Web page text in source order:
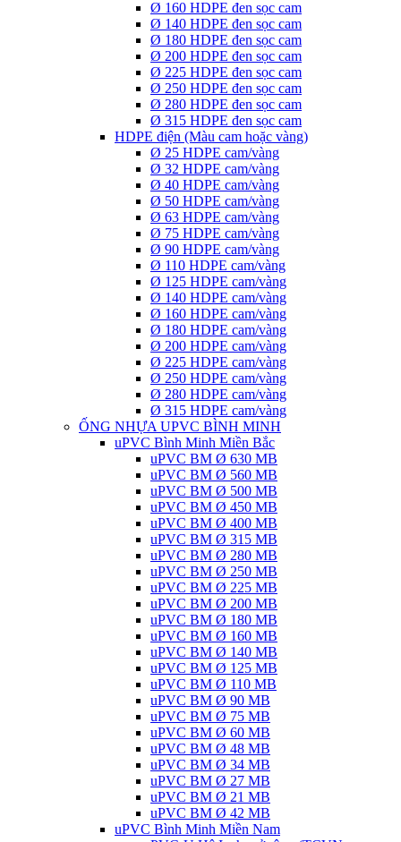
Ø 160 HDPE đen sọc cam
Ø 140 HDPE đen sọc cam
Ø 180 HDPE đen sọc cam
Ø 200 HDPE đen sọc cam
Ø 225 HDPE đen sọc cam
Ø 250 HDPE đen sọc cam
Ø 280 HDPE đen sọc cam
Ø 315 HDPE đen sọc cam
HDPE điện (Màu cam hoặc vàng)
Ø 25 HDPE cam/vàng
Ø 32 HDPE cam/vàng
Ø 40 HDPE cam/vàng
Ø 50 HDPE cam/vàng
Ø 63 HDPE cam/vàng
Ø 75 HDPE cam/vàng
Ø 90 HDPE cam/vàng
Ø 110 HDPE cam/vàng
Ø 125 HDPE cam/vàng
Ø 140 HDPE cam/vàng
Ø 160 HDPE cam/vàng
Ø 180 HDPE cam/vàng
Ø 200 HDPE cam/vàng
Ø 225 HDPE cam/vàng
Ø 250 HDPE cam/vàng
Ø 280 HDPE cam/vàng
Ø 315 HDPE cam/vàng
ỐNG NHỰA UPVC BÌNH MINH
uPVC Bình Minh Miền Bắc
uPVC BM Ø 630 MB
uPVC BM Ø 560 MB
uPVC BM Ø 500 MB
uPVC BM Ø 450 MB
uPVC BM Ø 400 MB
uPVC BM Ø 315 MB
uPVC BM Ø 280 MB
uPVC BM Ø 250 MB
uPVC BM Ø 225 MB
uPVC BM Ø 200 MB
uPVC BM Ø 180 MB
uPVC BM Ø 160 MB
uPVC BM Ø 140 MB
uPVC BM Ø 125 MB
uPVC BM Ø 110 MB
uPVC BM Ø 90 MB
uPVC BM Ø 75 MB
uPVC BM Ø 60 MB
uPVC BM Ø 48 MB
uPVC BM Ø 34 MB
uPVC BM Ø 27 MB
uPVC BM Ø 21 MB
uPVC BM Ø 42 MB
uPVC Bình Minh Miền Nam